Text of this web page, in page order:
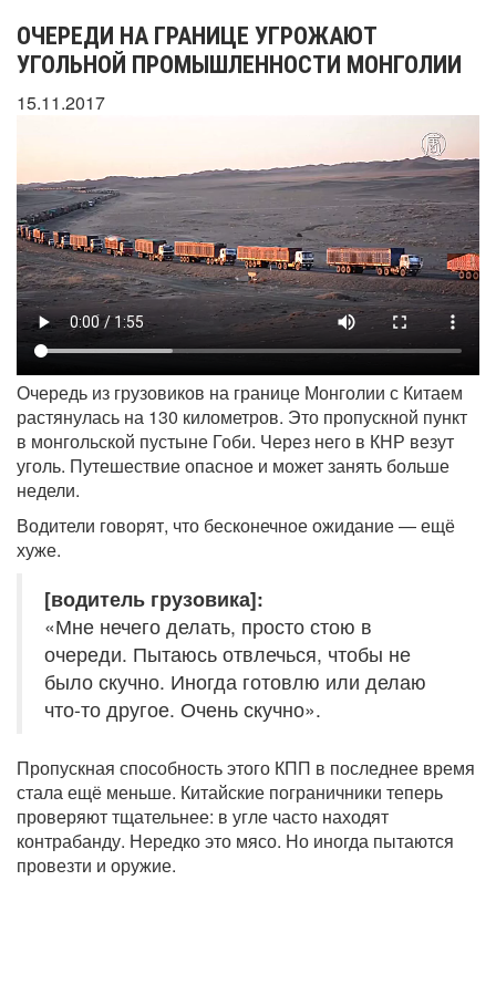
ОЧЕРЕДИ НА ГРАНИЦЕ УГРОЖАЮТ
УГОЛЬНОЙ ПРОМЫШЛЕННОСТИ МОНГОЛИИ
15.11.2017
Очередь из грузовиков на границе Монголии с Китаем
растянулась на 130 километров. Это пропускной пункт
в монгольской пустыне Гоби. Через него в КНР везут
уголь. Путешествие опасное и может занять больше
недели.
Водители говорят, что бесконечное ожидание — ещё
хуже.
[водитель грузовика]:
«Мне нечего делать, просто стою в
очереди. Пытаюсь отвлечься, чтобы не
было скучно. Иногда готовлю или делаю
что-то другое. Очень скучно».
Пропускная способность этого КПП в последнее время
стала ещё меньше. Китайские пограничники теперь
проверяют тщательнее: в угле часто находят
контрабанду. Нередко это мясо. Но иногда пытаются
провезти и оружие.